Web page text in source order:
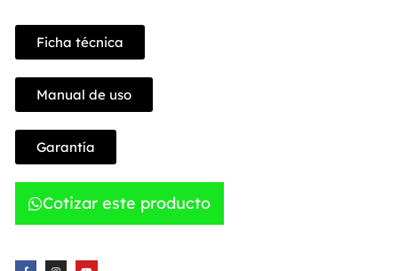
Ficha técnica
Manual de uso
Garantía
Cotizar este producto